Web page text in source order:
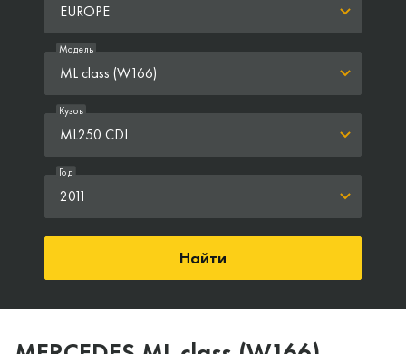
EUROPE
ML class (W166)
Модель
ML250 CDI
Кузов
2011
Год
Найти